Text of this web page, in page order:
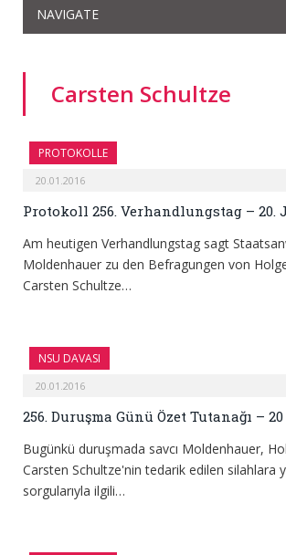
NAVIGATE
Carsten Schultze
PROTOKOLLE
20.01.2016
Protokoll 256. Verhandlungstag – 20.
Am heutigen Verhandlungstag sagt
Moldenhauer zu den Befragungen von
Carsten Schultze…
NSU DAVASI
20.01.2016
256. Duruşma Günü Özet Tutanağı – 20
Bugünkü duruşmada savcı Moldenhauer,
Carsten Schultze'nin tedarik edilen silahlara
sorgularıyla ilgili…